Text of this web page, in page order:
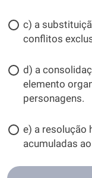
c) a
conflitos
d) a
elemento
personagens.
e) a resolução
acumuladas